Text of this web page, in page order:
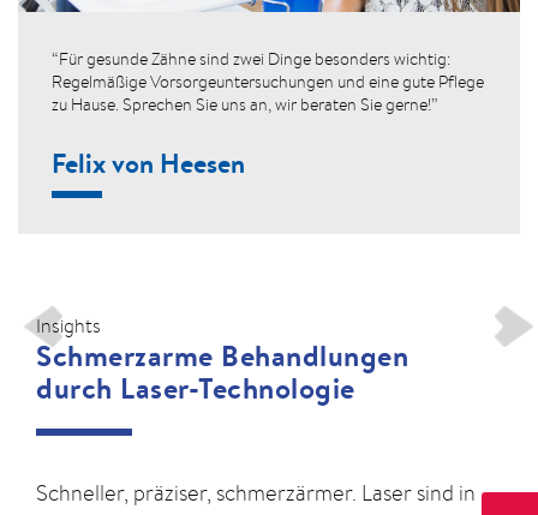
“Für gesunde Zähne sind zwei Dinge besonders wichtig:
Regelmäßige Vorsorgeuntersuchungen und eine gute Pflege
zu Hause. Sprechen Sie uns an, wir beraten Sie gerne!”
Felix von Heesen
Insights
Eigener, separater
Prophylaxebereich
Seit Anfang des Jahres 2006 steht uns in der
Schmerzarme Behandlungen
durch Laser-Technologie
Schneller, präziser, schmerzärmer. Laser sind in